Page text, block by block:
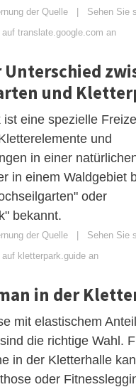
der Quelle | Sehen Sie
translate.google.com an
Unterschied
und
ist eine spezielle
und
in einer
in einem Waldgebiet
oder
bekannt.
der Quelle | Sehen Sie
kletterpark.guide an
in der
mit elastischem
die richtige Wahl.
in der Kletterhalle
oder